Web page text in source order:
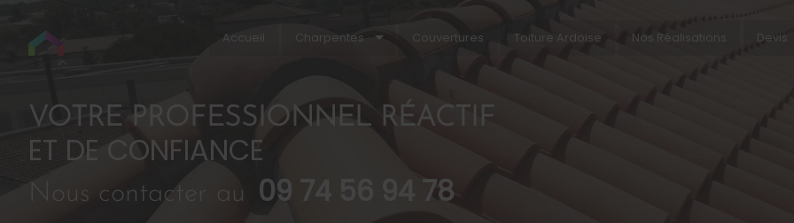
VOTRE PROFESSIONNEL RÉACTIF
ET DE CONFIANCE
Nous contacter au 09 74 56 94 78
Accueil Charpentes Couvertures Toiture Ardoise Nos Réalisations Devis